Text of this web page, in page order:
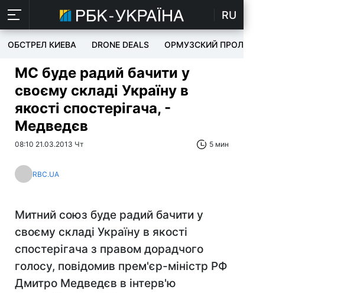
RU
ОБСТРЕЛ КИЕВА DRONE DEALS ОРМУЗСКИЙ ПРОЛИВ
МС буде радий бачити у
своєму складі Україну в
якості спостерігача, -
Медведєв
08:10 21.03.2013 Чт 5 мин
RBC.UA
Митний союз буде радий бачити у
своєму складі Україну в якості
спостерігача з правом дорадчого
голосу, повідомив прем'єр-міністр РФ
Дмитро Медведєв в інтерв'ю